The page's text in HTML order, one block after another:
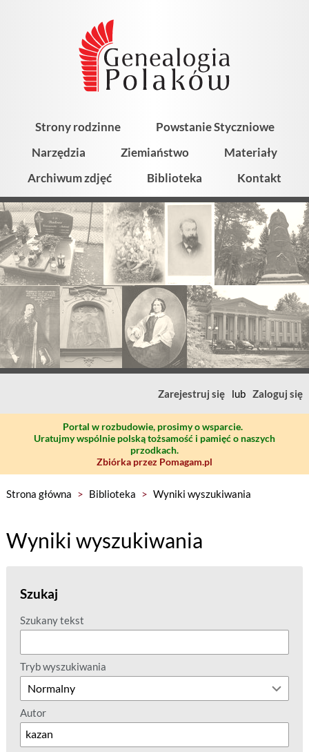
Strony rodzinne
Powstanie Styczniowe
Narzędzia
Ziemiaństwo
Materiały
Archiwum zdjęć
Biblioteka Kontakt
Zarejestruj się lub Zaloguj się
Portal w rozbudowie, prosimy o wsparcie.
Uratujmy wspólnie polską tożsamość i pamięć o naszych
przodkach.
Zbiórka przez Pomagam.pl
Strona główna > Biblioteka > Wyniki wyszukiwania
Wyniki wyszukiwania
Szukaj
Szukany tekst
Tryb wyszukiwania
Autor